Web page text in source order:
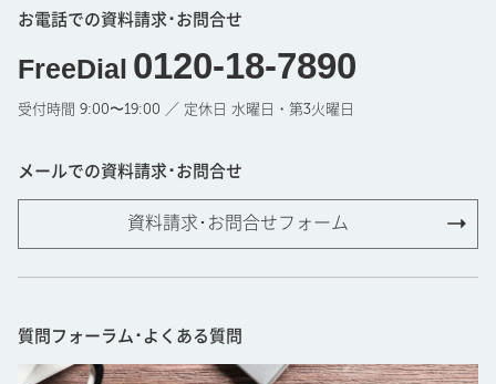
お電話での資料請求･お問合せ
FreeDial 0120-18-7890
受付時間 9:00〜19:00 ／ 定休日 水曜日・第3火曜日
メールでの資料請求･お問合せ
資料請求･お問合せフォーム
質問フォーラム･よくある質問